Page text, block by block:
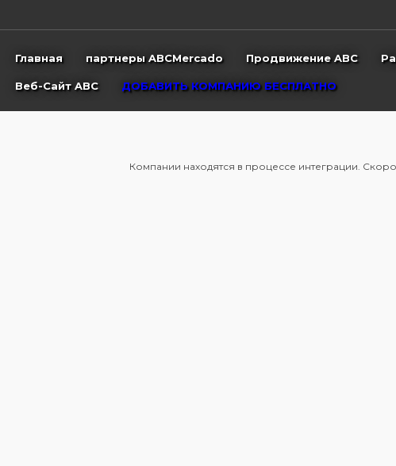
Главная партнеры ABCMercado Продвижение ABC
Веб-Сайт ABC ДОБАВИТЬ КОМПАНИЮ БЕСПЛАТНО
Компании находятся в процессе интеграции.